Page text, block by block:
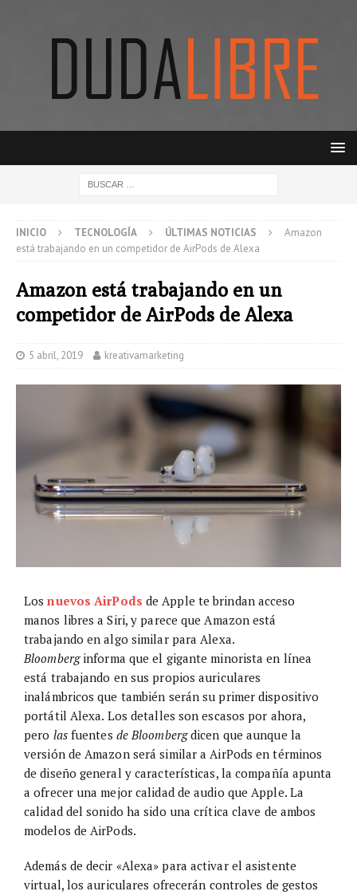
INICIO TECNOLOGÍA ÚLTIMAS NOTICIAS
Amazon
está trabajando en un competidor de AirPods de Alexa
Amazon está trabajando en un
competidor de AirPods de Alexa
5 abril, 2019 kreativamarketing
Losnuevos AirPods de Apple te brindan acceso
manos libres a Siri, y parece que Amazon está
trabajando en algo similar para Alexa.
Bloomberginforma que el gigante minorista en línea
está trabajando en sus propios auriculares
inalámbricos que también serán su primer dispositivo
portátil Alexa. Los detalles son escasos por ahora,
pero lasfuentes de Bloombergdicen que aunque la
versión de Amazon será similar a AirPods en términos
de diseño general y características, la compañía apunta
a ofrecer una mejor calidad de audio que Apple. La
calidad del sonido ha sido una crítica clave de ambos
modelos de AirPods.
Además de decir «Alexa» para activar el asistente
virtual, los auriculares ofrecerán controles de gestos